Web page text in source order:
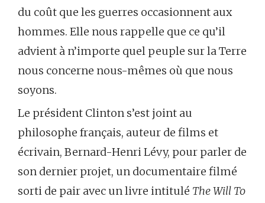
du coût que les guerres occasionnent aux
hommes. Elle nous rappelle que ce qu’il
advient à n’importe quel peuple sur la Terre
nous concerne nous-mêmes où que nous
soyons.
Le président Clinton s’est joint au
philosophe français, auteur de films et
écrivain, Bernard-Henri Lévy, pour parler de
son dernier projet, un documentaire filmé
sorti de pair avec un livre intitulé The Will To